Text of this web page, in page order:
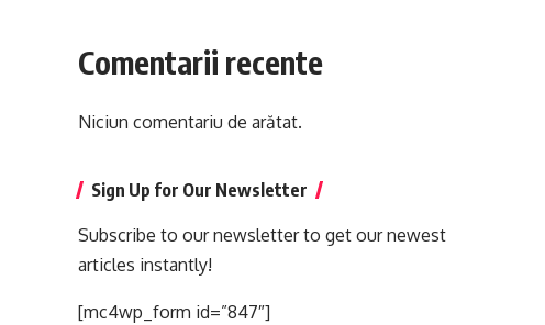
Comentarii recente
Niciun comentariu de arătat.
Sign Up for Our Newsletter
Subscribe to our newsletter to get our newest
articles instantly!
[mc4wp_form id=”847″]